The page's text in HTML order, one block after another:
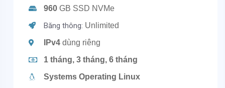
960GB SSD NVMe
Băng thông: Unlimited
IPv4dùng riêng
1 tháng, 3 tháng, 6 tháng
Systems Operating Linux